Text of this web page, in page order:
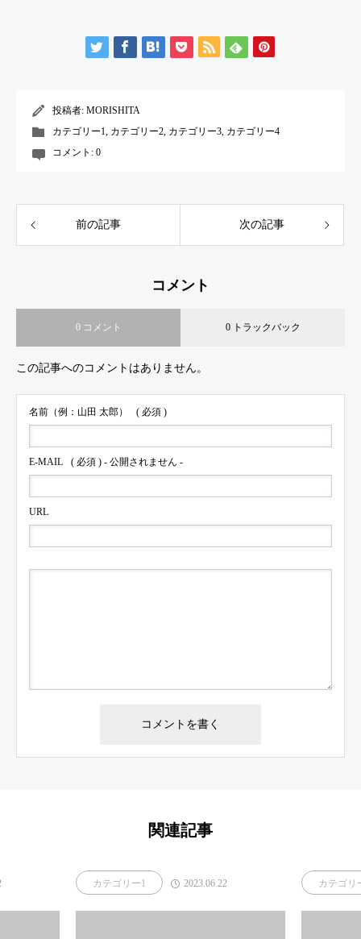
投稿者: MORISHITA
カテゴリー1, カテゴリー2, カテゴリー3, カテゴリー4
コメント: 0
前の記事 次の記事
コメント
0 コメント 0 トラックバック
この記事へのコメントはありません。
名前（例：山田 太郎） ( 必須 )
E-MAIL ( 必須 ) - 公開されません -
URL
関連記事
カテゴリー1 2023.06.22 カテゴリ